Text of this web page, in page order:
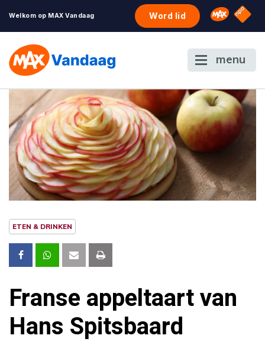
Welkom op MAX Vandaag Word lid Omroep
NPO
menu
ETEN & DRINKEN
Franse appeltaart van
Hans Spitsbaard